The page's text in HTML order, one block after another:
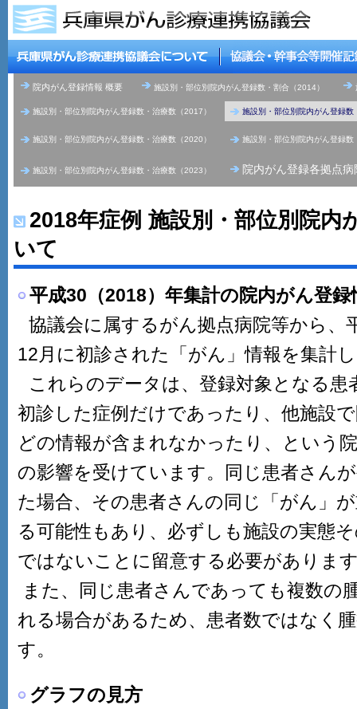
院内がん登録情報 概要 施設別・部位別院内がん登録数・割合（2014）
施設別・部位別院内がん登録数・治療数（2017） 施設別・部位別院内がん登録
施設別・部位別院内がん登録数・治療数（2020） 施設別・部位別院内がん登録
施設別・部位別院内がん登録数・治療数（2023） 院内がん登録各拠点
2018年症例 施設別・部位別院内
いて
平成30（2018）年集計の院内がん登
協議会に属するがん拠点病院等から、
12月に初診された「がん」情報を集計
これらのデータは、登録対象となる患
初診した症例だけであったり、他施設
どの情報が含まれなかったり、という
の影響を受けています。同じ患者さん
た場合、その患者さんの同じ「がん」
る可能性もあり、必ずしも施設の実態
ではないことに留意する必要がありま
また、同じ患者さんであっても複数の
れる場合があるため、患者数ではなく
す。
グラフの見方